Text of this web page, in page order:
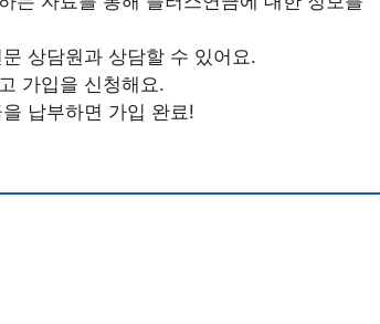
상담원과 상담할 수 있어요.
가입을 신청해요.
납부하면 가입 완료!